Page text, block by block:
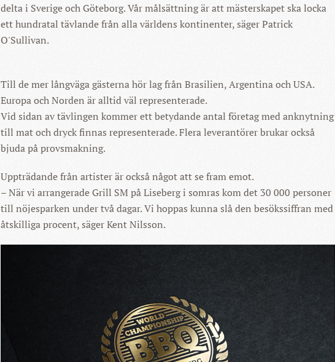
delta i Sverige och Göteborg. Vår målsättning är att mästerskapet ska locka
ett hundratal tävlande från alla världens kontinenter, säger Patrick
O'Sullivan.
Till de mer långväga gästerna hör lag från Brasilien, Argentina och USA.
Europa och Norden är alltid väl representerade.
Vid sidan av tävlingen kommer ett betydande antal företag med anknytning
till mat och dryck finnas representerade. Flera leverantörer brukar också
bjuda på provsmakning.
Uppträdande från artister är också något att se fram emot.
– När vi arrangerade Grill SM på Liseberg i somras kom det 30 000 personer
till nöjesparken under två dagar. Vi hoppas kunna slå den besökssiffran med
åtskilliga procent, säger Kent Nilsson.